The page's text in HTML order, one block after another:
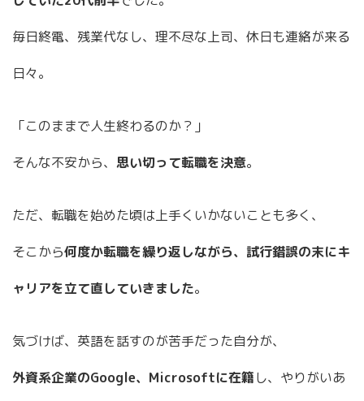
毎日終電、残業代なし、理不尽な上司、休日も連絡が来る
日々。
「このままで人生終わるのか？」
そんな不安から、 思い切って転職を決意。
ただ、転職を始めた頃は上手くいかないことも多く、
そこから何度か転職を繰り返しながら、試行錯誤の末にキ
ャリアを立て直していきました。
気づけば、英語を話すのが苦手だった自分が、
外資系企業のGoogle、Microsoftに在籍し、やりがいあ